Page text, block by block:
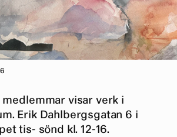
medlemmar visar verk i
Erik Dahlbergsgatan 6 i
tis- sönd kl. 12-16.